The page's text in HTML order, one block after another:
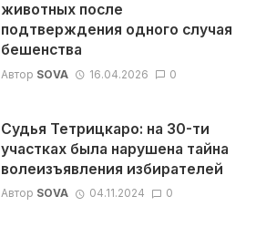
животных после
подтверждения одного случая
бешенства
Автор SOVA 16.04.2026 0
Судья Тетрицкаро: на 30-ти
участках была нарушена тайна
волеизъявления избирателей
Автор SOVA 04.11.2024 0